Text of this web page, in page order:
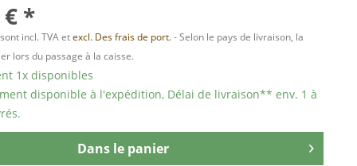
€ *
incl. TVA etexcl. Des frais de port.- Selon le pays de livraison, la
lors du passage à la caisse.
1x disponibles
disponible à l'expédition, Délai de livraison** env. 1 à
Dans le panier